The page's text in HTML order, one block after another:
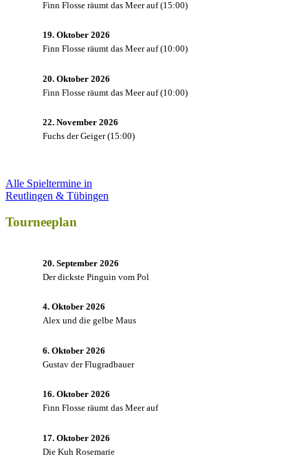
Finn Flosse räumt das Meer auf(15:00)
19. Oktober 2026
Finn Flosse räumt das Meer auf(10:00)
20. Oktober 2026
Finn Flosse räumt das Meer auf(10:00)
22. November 2026
Fuchs der Geiger(15:00)
Alle Spieltermine in
Reutlingen & Tübingen
Tourneeplan
20. September 2026
Der dickste Pinguin vom Pol
4. Oktober 2026
Alex und die gelbe Maus
6. Oktober 2026
Gustav der Flugradbauer
16. Oktober 2026
Finn Flosse räumt das Meer auf
17. Oktober 2026
Die Kuh Rosemarie